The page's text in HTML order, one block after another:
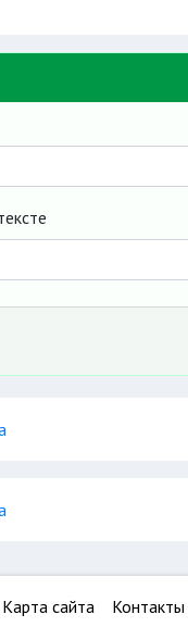
Карта сайта Контакты